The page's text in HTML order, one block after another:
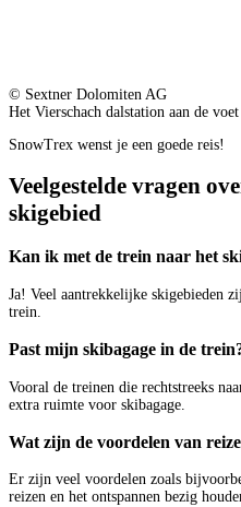
© Sextner Dolomiten AG
Het Vierschach dalstation aan de
SnowTrex wenst je een goede reis!
Veelgestelde vragen
skigebied
Kan ik met de trein naar het
Ja! Veel aantrekkelijke skigebieden
trein.
Past mijn skibagage in de
Vooral de treinen die rechtstreeks
extra ruimte voor skibagage.
Wat zijn de voordelen van
Er zijn veel voordelen zoals
reizen en het ontspannen bezig